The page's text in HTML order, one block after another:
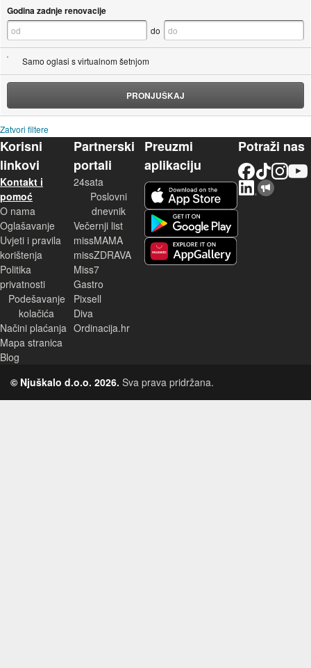
Godina zadnje renovacije
do
Samo oglasi s virtualnom šetnjom
PRONJUŠKAJ
Zatvori filtere
Korisni
linkovi
Kontakt i
pomoć
O nama
Oglašavanje
Uvjeti i pravila
korištenja
Politika
privatnosti
Podešavanje
kolačića
Načini plaćanja
Mapa stranica
Blog
Partnerski
portali
24sata
Poslovni
dnevnik
Večernji list
missMAMA
missZDRAVA
Miss7
Gastro
Pixsell
Diva
Ordinacija.hr
Preuzmi
aplikaciju
Potraži nas
© Njuškalo d.o.o. 2026. Sva prava pridržana.